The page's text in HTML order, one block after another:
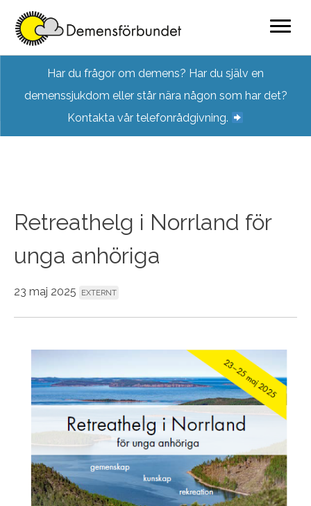
content
Har du frågor om demens? Har du själv en
demenssjukdom eller står nära någon som har det?
Kontakta vår telefonrådgivning.
Retreathelg i Norrland för
unga anhöriga
23 maj 2025 EXTERNT